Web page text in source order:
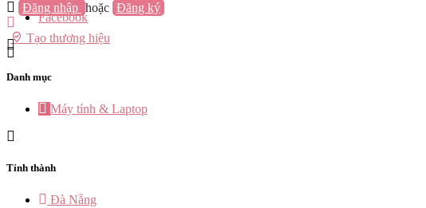
Đăng nhập hoặc Đăng ký
Tạo thương hiệu
Facebook
Danh mục
Máy tính & Laptop
Tỉnh thành
Đà Nẵng